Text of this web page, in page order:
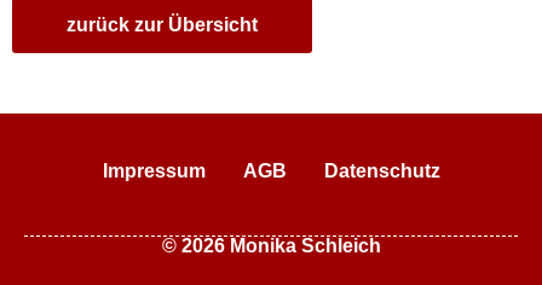
zurück zur Übersicht
Impressum AGB Datenschutz
© 2026 Monika Schleich